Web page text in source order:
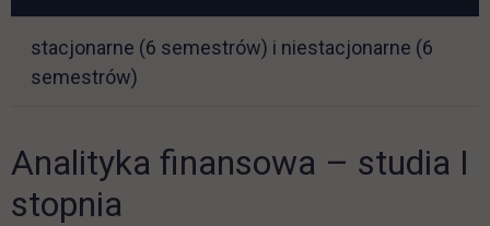
stacjonarne (6 semestrów) i niestacjonarne (6
semestrów)
Analityka finansowa – studia I
stopnia